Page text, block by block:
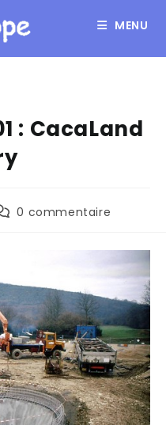
MENU
: CacaLand
0 commentaire